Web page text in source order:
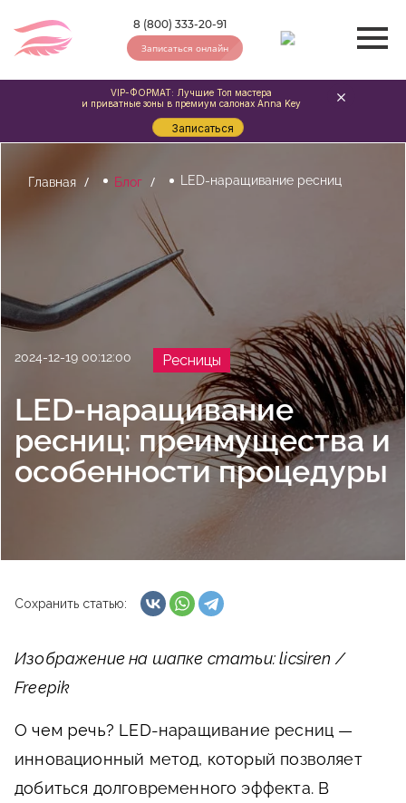
8 (800) 333-20-91
Записаться онлайн
Главная Блог LED-наращивание ресниц
2024-12-19 00:12:00 Ресницы
LED-наращивание
ресниц: преимущества и
особенности процедуры
Сохранить статью:
Изображение на шапке статьи: licsiren /
Freepik
О чем речь? LED-наращивание ресниц —
инновационный метод, который позволяет
добиться долговременного эффекта. В
VIP-ФОРМАТ: Лучшие Топ мастера
и приватные зоны в премиум салонах Anna Key
Записаться